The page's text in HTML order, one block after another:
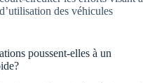
des véhicules
poussent-elles à un